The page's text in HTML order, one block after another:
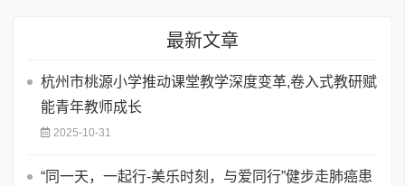
最新文章
杭州市桃源小学推动课堂教学深度变革,卷入式教研赋
能青年教师成长
2025-10-31
“同一天，一起行-美乐时刻，与爱同行”健步走肺癌患